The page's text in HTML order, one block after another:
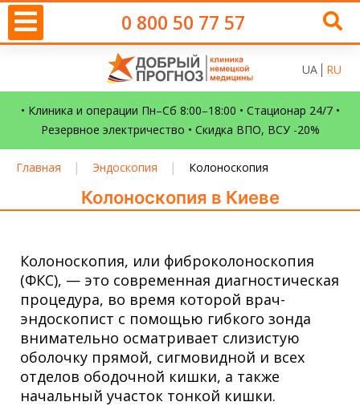
0 800 50 77 57
UA RU
• Клиника и операции Пн–Сб 8:00–18:00 • Стационар 24/7 •
Резервное электричество • Скидка ВПО, ВСУ -20%
Главная | Эндоскопия | Колоноскопия
Колоноскопия в Киеве
Колоноскопия, или фиброколоноскопия
(ФКС), — это современная диагностическая
процедура, во время которой врач-
эндоскопист с помощью гибкого зонда
внимательно осматривает слизистую
оболочку прямой, сигмовидной и всех
отделов ободочной кишки, а также
начальный участок тонкой кишки.